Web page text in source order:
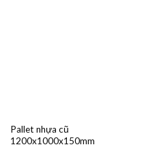
Pallet nhựa cũ
1200x1000x150mm